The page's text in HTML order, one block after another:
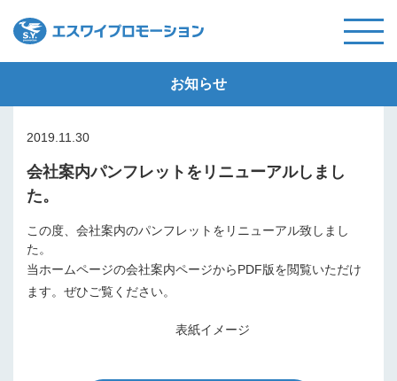
お知らせ
2019.11.30
会社案内パンフレットをリニューアルしまし
た。
この度、会社案内のパンフレットをリニューアル致しまし
た。
当ホームページの会社案内ページからPDF版を閲覧いただけ
ます。ぜひご覧ください。
表紙イメージ